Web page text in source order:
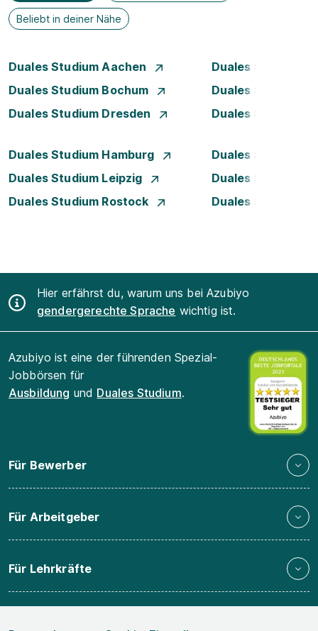
Beliebt in deiner Nähe
Duales Studium Aachen
Duales Studium
Duales Studium Bochum
Duales Studium
Duales Studium Dresden
Duales Studium
Duales Studium Hamburg
Duales Studium
Duales Studium Leipzig
Duales Studium
Duales Studium Rostock
Duales Studium
Hier erfährst du, warum uns bei Azubiyo
gendergerechte Sprache wichtig ist.
Azubiyo ist eine der führenden Spezial-
Jobbörsen für
Ausbildung und Duales Studium.
Für Bewerber
Für Arbeitgeber
Für Lehrkräfte